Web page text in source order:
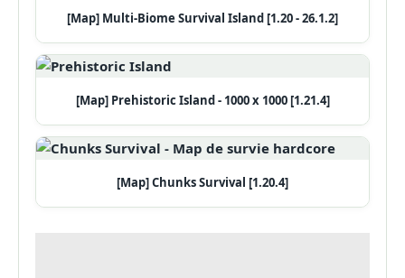
[Map] Multi-Biome Survival Island [1.20 - 26.1.2]
[Map] Prehistoric Island - 1000 x 1000 [1.21.4]
[Map] Chunks Survival [1.20.4]